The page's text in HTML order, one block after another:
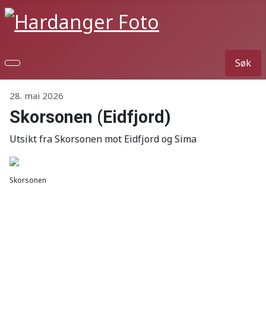
Søk
Detaljer
28. mai 2026
Skorsonen (Eidfjord)
Utsikt fra Skorsonen mot Eidfjord og Sima
Skorsonen